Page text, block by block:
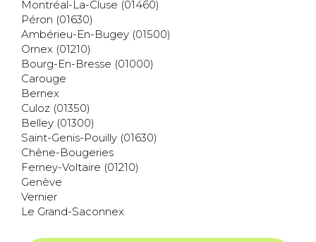
Montréal-La-Cluse (01460)
Péron (01630)
Ambérieu-En-Bugey (01500)
Ornex (01210)
Bourg-En-Bresse (01000)
Carouge
Bernex
Culoz (01350)
Belley (01300)
Saint-Genis-Pouilly (01630)
Chêne-Bougeries
Ferney-Voltaire (01210)
Genève
Vernier
Le Grand-Saconnex